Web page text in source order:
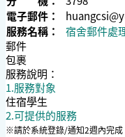
電子郵件：
服務名稱：
宿舍郵件處
郵件
包裹
服務說明：
1.服務對象
住宿學生
2.可提供的服務
※請於系統登錄/通知2週內完成